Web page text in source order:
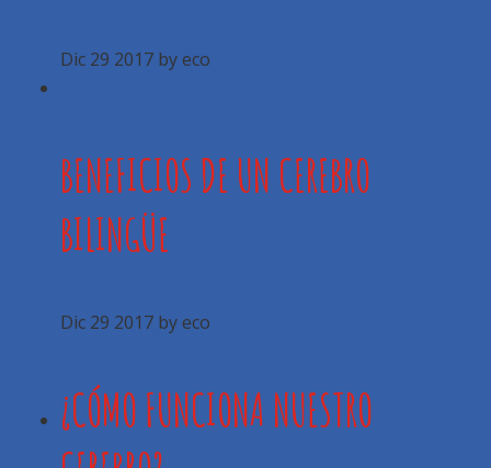
Dic 29 2017 by eco
BENEFICIOS DE UN CEREBRO
BILINGÜE
Dic 29 2017 by eco
¿CÓMO FUNCIONA NUESTRO